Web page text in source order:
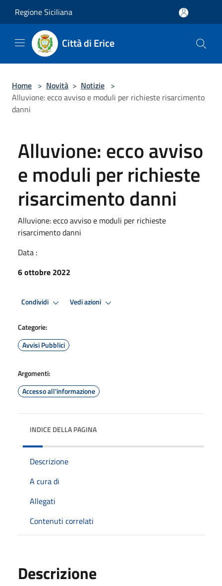
Regione Siciliana
Città di Erice
Home > Novità > Notizie >
Alluvione: ecco avviso e moduli per richieste risarcimento
danni
Alluvione: ecco avviso
e moduli per richieste
risarcimento danni
Alluvione: ecco avviso e moduli per richieste
risarcimento danni
Data :
6 ottobre 2022
Condividi Vedi azioni
Categorie:
Avvisi Pubblici
Argomenti:
Accesso all'informazione
INDICE DELLA PAGINA
Descrizione
A cura di
Allegati
Contenuti correlati
Descrizione